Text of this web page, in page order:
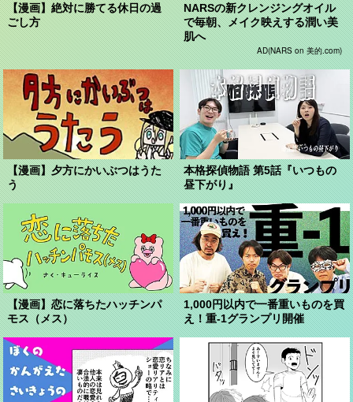
【漫画】絶対に勝てる休日の過
ごし方
NARSの新クレンジングオイル
で毎朝、メイク映えする潤い美
肌へ
AD(NARS on 美的.com)
【漫画】夕方にかいぶつはうた
う
本格探偵物語 第5話『いつもの
昼下がり』
【漫画】恋に落ちたハッチンパ
モス（メス）
1,000円以内で一番重いものを買
え！重-1グランプリ開催